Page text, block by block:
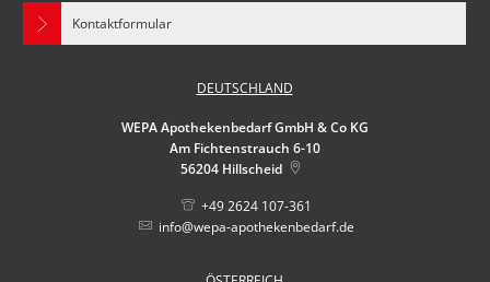
Kontaktformular
DEUTSCHLAND
WEPA Apothekenbedarf GmbH & Co KG
Am Fichtenstrauch 6-10
56204 Hillscheid
+49 2624 107-361
info@wepa-apothekenbedarf.de